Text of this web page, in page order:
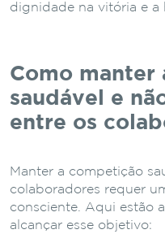
dignidade na vitória e a
Como manter
saudável e
entre os
Manter a competição
colaboradores requer
consciente. Aqui estão
alcançar esse objetivo: